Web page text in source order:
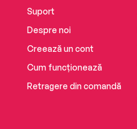
Suport
Despre noi
Creează un cont
Cum funcționează
Retragere din comandă